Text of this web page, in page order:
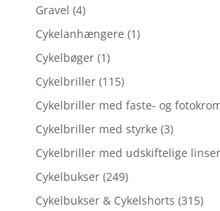
Gravel (4)
Cykelanhængere (1)
Cykelbøger (1)
Cykelbriller (115)
Cykelbriller med faste- og
Cykelbriller med styrke (3)
Cykelbriller med udskiftelige linser
Cykelbukser (249)
Cykelbukser & Cykelshorts (315)